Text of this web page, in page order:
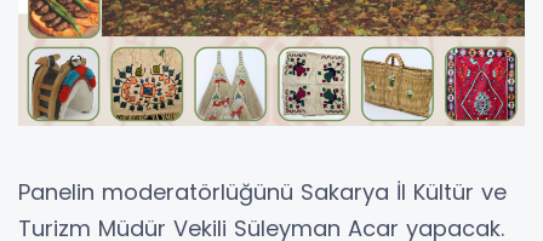
Panelin moderatörlüğünü Sakarya İl Kültür ve
Turizm Müdür Vekili Süleyman Acar yapacak.